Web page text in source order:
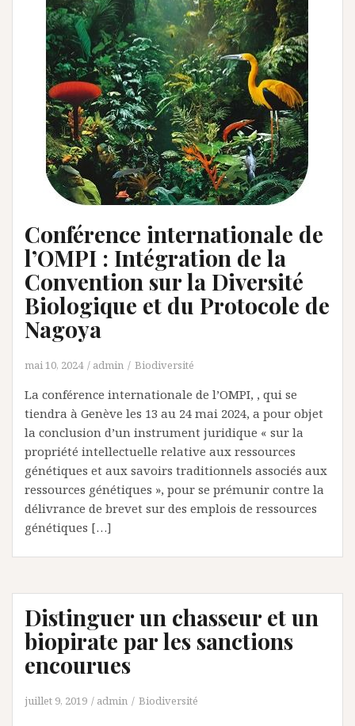
Conférence internationale de
l’OMPI : Intégration de la
Convention sur la Diversité
Biologique et du Protocole de
Nagoya
mai 10, 2024 admin Biodiversité
La conférence internationale de l’OMPI, , qui se
tiendra à Genève les 13 au 24 mai 2024, a pour objet
la conclusion d’un instrument juridique « sur la
propriété intellectuelle relative aux ressources
génétiques et aux savoirs traditionnels associés aux
ressources génétiques », pour se prémunir contre la
délivrance de brevet sur des emplois de ressources
génétiques […]
Distinguer un chasseur et un
biopirate par les sanctions
encourues
juillet 9, 2019 admin Biodiversité